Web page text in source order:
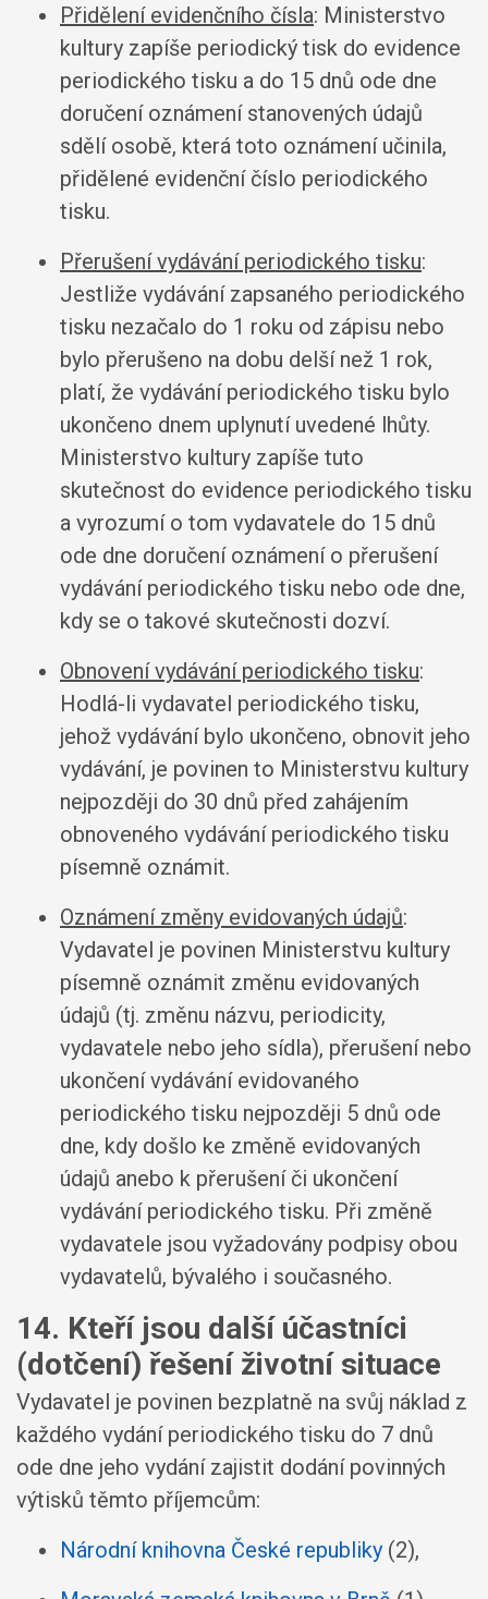
Přidělení evidenčního čísla: Ministerstvo
kultury zapíše periodický tisk do evidence
periodického tisku a do 15 dnů ode dne
doručení oznámení stanovených údajů
sdělí osobě, která toto oznámení učinila,
přidělené evidenční číslo periodického
tisku.
Přerušení vydávání periodického tisku:
Jestliže vydávání zapsaného periodického
tisku nezačalo do 1 roku od zápisu nebo
bylo přerušeno na dobu delší než 1 rok,
platí, že vydávání periodického tisku bylo
ukončeno dnem uplynutí uvedené lhůty.
Ministerstvo kultury zapíše tuto
skutečnost do evidence periodického tisku
a vyrozumí o tom vydavatele do 15 dnů
ode dne doručení oznámení o přerušení
vydávání periodického tisku nebo ode dne,
kdy se o takové skutečnosti dozví.
Obnovení vydávání periodického tisku:
Hodlá-li vydavatel periodického tisku,
jehož vydávání bylo ukončeno, obnovit jeho
vydávání, je povinen to Ministerstvu kultury
nejpozději do 30 dnů před zahájením
obnoveného vydávání periodického tisku
písemně oznámit.
Oznámení změny evidovaných údajů:
Vydavatel je povinen Ministerstvu kultury
písemně oznámit změnu evidovaných
údajů (tj. změnu názvu, periodicity,
vydavatele nebo jeho sídla), přerušení nebo
ukončení vydávání evidovaného
periodického tisku nejpozději 5 dnů ode
dne, kdy došlo ke změně evidovaných
údajů anebo k přerušení či ukončení
vydávání periodického tisku. Při změně
vydavatele jsou vyžadovány podpisy obou
vydavatelů, bývalého i současného.
14. Kteří jsou další účastníci
(dotčení) řešení životní situace
Vydavatel je povinen bezplatně na svůj náklad z
každého vydání periodického tisku do 7 dnů
ode dne jeho vydání zajistit dodání povinných
výtisků těmto příjemcům:
Národní knihovna České republiky (2),